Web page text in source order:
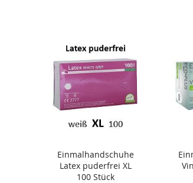
Einmalhandschuhe
Latex puderfrei XL
100 Stück